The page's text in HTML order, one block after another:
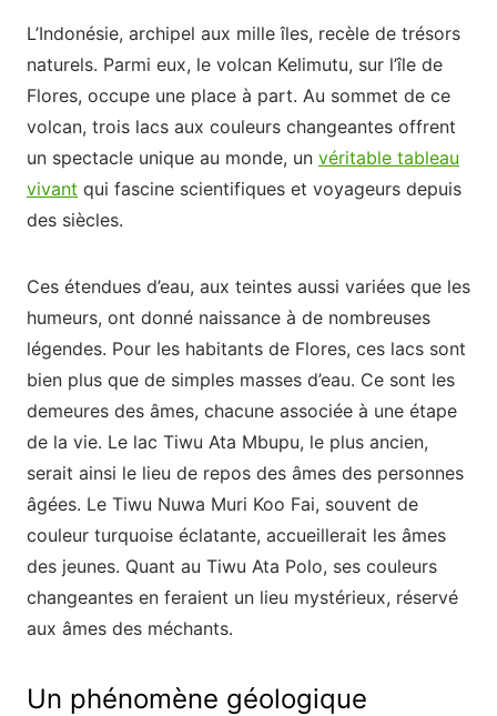
L’Indonésie, archipel aux mille îles, recèle de trésors
naturels. Parmi eux, le volcan Kelimutu, sur l’île de
Flores, occupe une place à part. Au sommet de ce
volcan, trois lacs aux couleurs changeantes offrent
un spectacle unique au monde, un véritable tableau
vivant qui fascine scientifiques et voyageurs depuis
des siècles.
Ces étendues d’eau, aux teintes aussi variées que les
humeurs, ont donné naissance à de nombreuses
légendes. Pour les habitants de Flores, ces lacs sont
bien plus que de simples masses d’eau. Ce sont les
demeures des âmes, chacune associée à une étape
de la vie. Le lac Tiwu Ata Mbupu, le plus ancien,
serait ainsi le lieu de repos des âmes des personnes
âgées. Le Tiwu Nuwa Muri Koo Fai, souvent de
couleur turquoise éclatante, accueillerait les âmes
des jeunes. Quant au Tiwu Ata Polo, ses couleurs
changeantes en feraient un lieu mystérieux, réservé
aux âmes des méchants.
Un phénomène géologique